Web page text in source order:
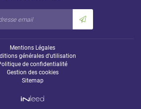
Mentions Légales
générales d'utilisation
de confidentialité
Gestion des cookies
Sitemap